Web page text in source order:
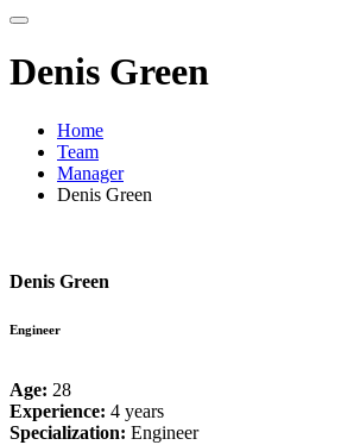
Denis Green
Home
Team
Manager
Denis Green
Denis Green
Engineer
Age: 28
Experience: 4 years
Specialization: Engineer